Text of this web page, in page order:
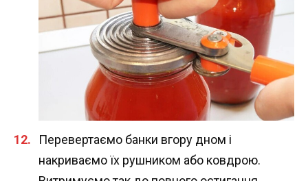
Перевертаємо банки вгору дном і
накриваємо їх рушником або ковдрою.